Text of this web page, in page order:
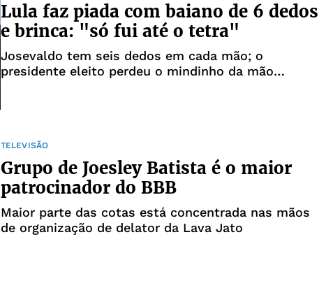
Lula faz piada com baiano de 6 dedos
e brinca: "só fui até o tetra"
Josevaldo tem seis dedos em cada mão; o
presidente eleito perdeu o mindinho da mão
TELEVISÃO
Grupo de Joesley Batista é o maior
patrocinador do BBB
Maior parte das cotas está concentrada nas mãos
de organização de delator da Lava Jato